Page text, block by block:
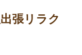
張リラク